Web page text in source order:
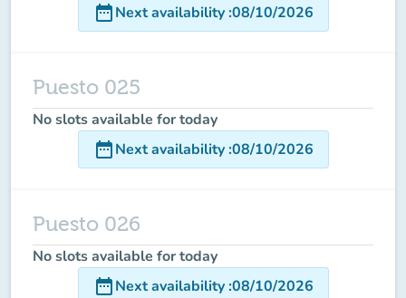
date_rangeNext availability:08/10/2026
Puesto 025
No slots available for today
date_rangeNext availability:08/10/2026
Puesto 026
No slots available for today
date_rangeNext availability:08/10/2026